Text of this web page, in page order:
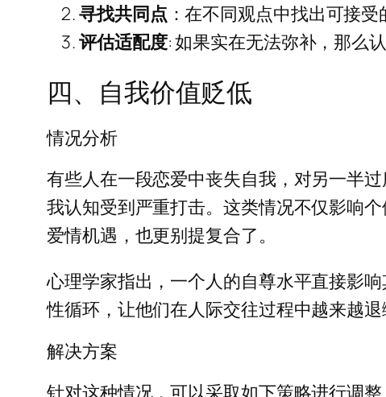
寻找共同点 ：在不同观点中找出可接
评估适配度: 如果实在无法弥补，那么
四、自我价值贬低
情况分析
有些人在一段恋爱中丧失自我，对另一半
我认知受到严重打击。这类情况不仅影响
爱情机遇，也更别提复合了。
心理学家指出，一个人的自尊水平直接影
性循环，让他们在人际交往过程中越来越
解决方案
针对这种情况，可以采取如下策略进行调整